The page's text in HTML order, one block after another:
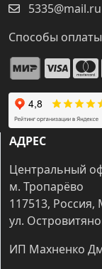
5335@mail.ru
Способы
АДРЕС
Центральный
м. Тропарёво
117513, Россия,
ул.
ИП Махненко